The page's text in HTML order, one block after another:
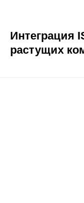
Интеграция
растущих